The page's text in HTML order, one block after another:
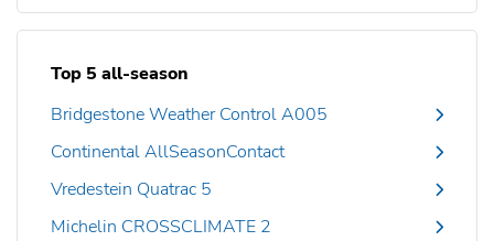
Top 5 all-season
Bridgestone Weather Control A005
Continental AllSeasonContact
Vredestein Quatrac 5
Michelin CROSSCLIMATE 2